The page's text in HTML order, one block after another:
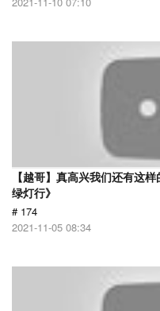
【越哥】真高兴我们还有这
绿灯行》
# 174
2021-11-05 08:34